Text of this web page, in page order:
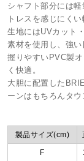
シャフト部分には
トレスを感じにく
生地にはUVカット
素材を使用し、強い
握りやすいPVC製
く快適。
大胆に配置した
ーンはもちろんタウ
製品サイズ(cm)
F